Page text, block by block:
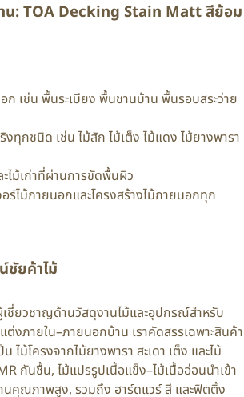
าน: TOA Decking Stain Matt สีย้อม
ก เช่น พื้นระเบียง พื้นชานบ้าน พื้นรอบสระว่าย
งทุกชนิด เช่น ไม้สัก ไม้เต็ง ไม้แดง ไม้ยางพารา
ะไม้เก่าที่ผ่านการขัดพื้นผิว
อร์ไม้ภายนอกและโครงสร้างไม้ภายนอกทุก
ยค้าไม้
ชี่ยวชาญด้านวัสดุงานไม้และอุปกรณ์สำหรับ
ต่งภายใน–ภายนอกบ้าน เราคัดสรรเฉพาะสินค้า
ไม้โครงจากไม้ยางพารา สะเดา เต็ง และไม้
กันชื้น, ไม้แปรรูปเนื้อแข็ง–ไม้เนื้ออ่อนนำเข้า
านคุณภาพสูง, รวมถึง ฮาร์ดแวร์ สี และฟิตติ้ง